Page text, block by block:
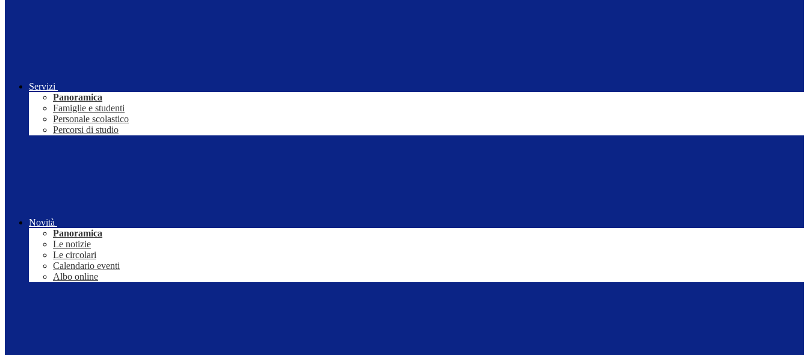
Servizi
Panoramica
Famiglie e studenti
Personale scolastico
Percorsi di studio
Novità
Panoramica
Le notizie
Le circolari
Calendario eventi
Albo online